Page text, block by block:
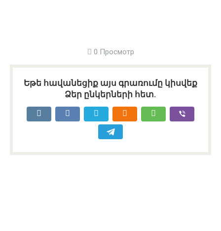
0 Просмотр
Եթե հավանեցիք այս գրառումը կիսվեք
Ձեր ընկերների հետ.